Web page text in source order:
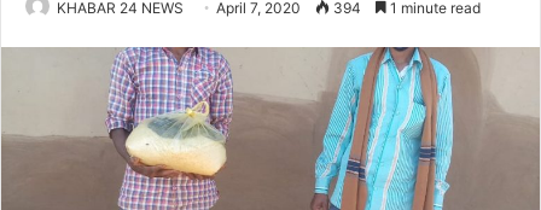
KHABAR 24 NEWS April 7, 2020 394 1 minute read